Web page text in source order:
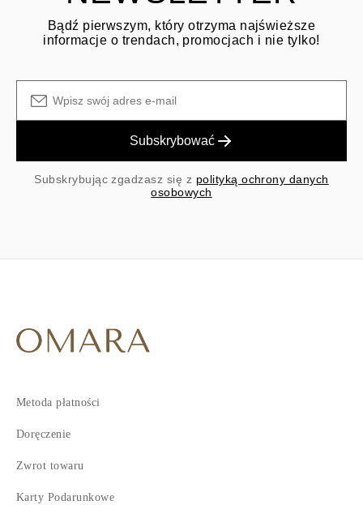
Bądź pierwszym, który otrzyma najświeższe
informacje o trendach, promocjach i nie tylko!
Subskrybować
Subskrybując zgadzasz się z polityką ochrony danych
osobowych
Metoda płatności
Doręczenie
Zwrot towaru
Karty Podarunkowe